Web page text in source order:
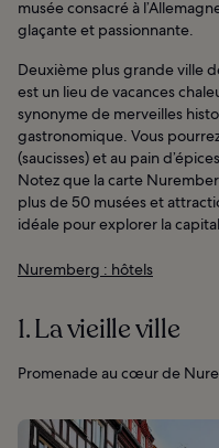
musée consacré à
glaçante et passionnante.
Deuxième plus grande ville
est un lieu de vacances
synonyme de merveilles
gastronomique. Vous
(saucisses) et au pain
Notez que la carte
plus de 50 musées et
idéale pour explorer la
Nuremberg : hôtels
1. La vieille ville
Promenade au cœur de